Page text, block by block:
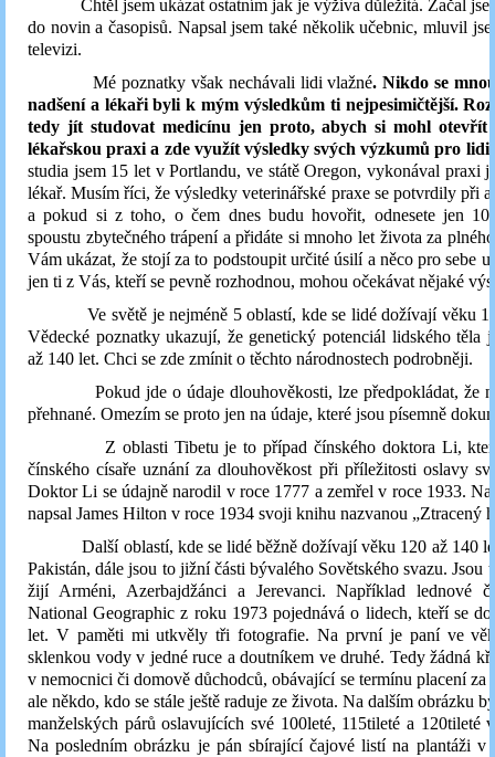
Chtěl jsem ukázat ostatním jak je výživa důležitá. Začal
do novin a časopisů. Napsal jsem také několik učebnic, mluvil
televizi.
Mé poznatky však nechávali lidi vlažné. Nikdo se
nadšení a lékaři byli k mým výsledkům ti nejpesimičtější.
tedy jít studovat medicínu jen proto, abych si mohl otevřít
lékařskou praxi a zde využít výsledky svých výzkumů pro lidi.
studia jsem 15 let v Portlandu, ve státě Oregon, vykonával praxi
lékař. Musím říci, že výsledky veterinářské praxe se potvrdily při
a pokud si z toho, o čem dnes budu hovořit, odnesete jen
spoustu zbytečného trápení a přidáte si mnoho let života za
Vám ukázat, že stojí za to podstoupit určité úsilí a něco pro sebe
jen ti z Vás, kteří se pevně rozhodnou, mohou očekávat nějaké
Ve světě je nejméně 5 oblastí, kde se lidé dožívají věku
Vědecké poznatky ukazují, že genetický potenciál lidského těla
až 140 let. Chci se zde zmínit o těchto národnostech podrobněji.
Pokud jde o údaje dlouhověkosti, lze předpokládat, že
přehnané. Omezím se proto jen na údaje, které jsou písemně
Z oblasti Tibetu je to případ čínského doktora Li,
čínského císaře uznání za dlouhověkost při příležitosti oslavy
Doktor Li se údajně narodil v roce 1777 a zemřel v roce 1933.
napsal James Hilton v roce 1934 svoji knihu nazvanou „Ztracený
Další oblastí, kde se lidé běžně dožívají věku 120 až 140
Pakistán, dále jsou to jižní části bývalého Sovětského svazu. Jsou
žijí Arméni, Azerbajdžánci a Jerevanci. Například lednové
National Geographic z roku 1973 pojednává o lidech, kteří se
let. V paměti mi utkvěly tři fotografie. Na první je paní ve
sklenkou vody v jedné ruce a doutníkem ve druhé. Tedy žádná
v nemocnici či domově důchodců, obávající se termínu placení za
ale někdo, kdo se stále ještě raduje ze života. Na dalším obrázku
manželských párů oslavujících své 100leté, 115tileté a 120tileté
Na posledním obrázku je pán sbírající čajové listí na plantáži v